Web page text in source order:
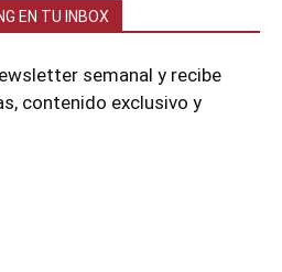
EN TU INBOX
semanal y recibe
contenido exclusivo y